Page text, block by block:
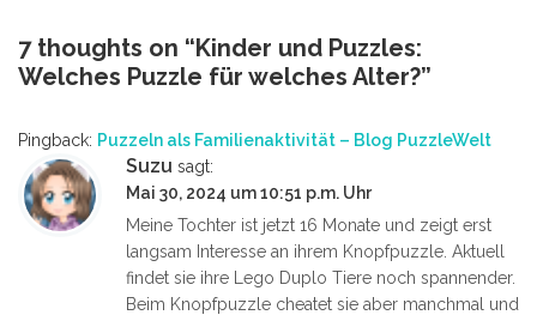
7 thoughts on “Kinder und Puzzles:
Welches Puzzle für welches Alter?”
Pingback: Puzzeln als Familienaktivität – Blog PuzzleWelt
Suzu sagt:
Mai 30, 2024 um 10:51 p.m. Uhr
Meine Tochter ist jetzt 16 Monate und zeigt erst
langsam Interesse an ihrem Knopfpuzzle. Aktuell
findet sie ihre Lego Duplo Tiere noch spannender.
Beim Knopfpuzzle cheatet sie aber manchmal und